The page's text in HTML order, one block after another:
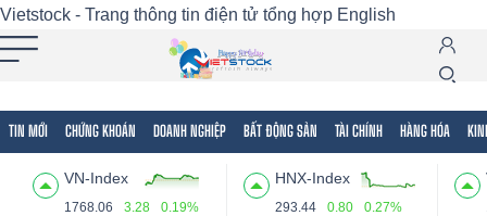
Vietstock - Trang thông tin điện tử tổng hợp English
TIN MỚI CHỨNG KHOÁN DOANH NGHIỆP BẤT ĐỘNG SẢN TÀI CHÍNH HÀNG HÓA
VN-Index
1768.06 3.28 0.19%
HNX-Index
293.44 0.80 0.27%
Tất cả Tính năng Ngành Mã chứng khoán
Tính